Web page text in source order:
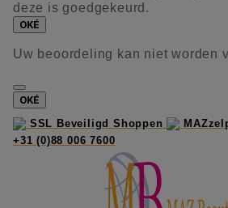
deze is goedgekeurd.
OKÉ
Uw beoordeling kan niet worden
OKÉ
SSL Beveiligd Shoppen
+31 (0)88 006 7600